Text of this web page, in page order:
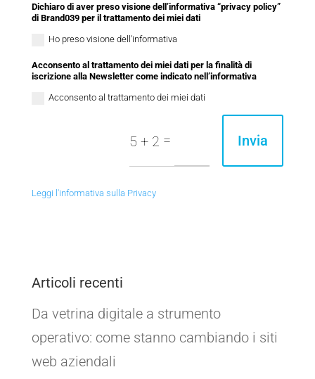
Dichiaro di aver preso visione dell’informativa “privacy policy”
di Brand039 per il trattamento dei miei dati
Ho preso visione dell'informativa
Acconsento al trattamento dei miei dati per la finalità di
iscrizione alla Newsletter come indicato nell’informativa
Acconsento al trattamento dei miei dati
5 + 2 = Invia
Leggi l'informativa sulla Privacy
Articoli recenti
Da vetrina digitale a strumento
operativo: come stanno cambiando i siti
web aziendali